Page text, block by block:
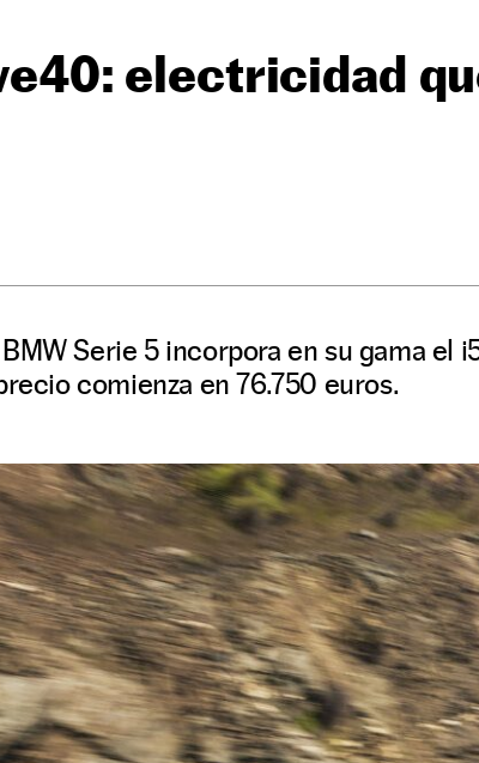
electricidad
Serie 5 incorpora en su gama el
comienza en 76.750 euros.